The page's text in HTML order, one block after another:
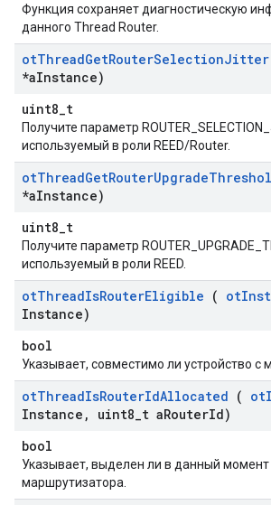
Функция сохраняет диагностическую
данного Thread Router.
otThreadGetRouterSelectionJitter
*aInstance)
uint8_t
Получите параметр
используемый в роли REED/Router.
otThreadGetRouterUpgrade
*aInstance)
uint8_t
Получите параметр
используемый в роли REED.
otThreadIsRouterEligible ( ot
Instance)
bool
Указывает, совместимо ли устройство с
otThreadIsRouterIdAllocated ( ot
Instance , uint8 t aRouterId)
bool
Указывает, выделен ли в данный
маршрутизатора.